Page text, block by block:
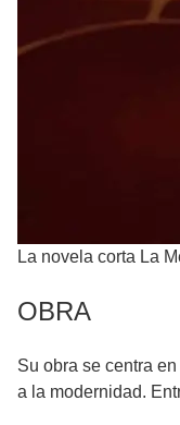
La novela corta La
OBRA
Su obra se centra en
a la modernidad.